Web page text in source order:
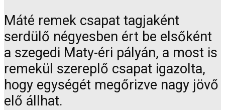
Máté remek csapat tagjaként
serdülő négyesben ért be elsőként
a szegedi Maty-éri pályán, a most is
remekül szereplő csapat igazolta,
hogy egységét megőrizve nagy jövő
elő állhat.